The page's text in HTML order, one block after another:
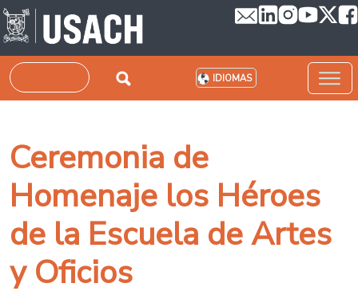
Pasar al contenido principal
Buscar IDIOMAS
Ceremonia de
Homenaje los Héroes
de la Escuela de Artes
y Oficios